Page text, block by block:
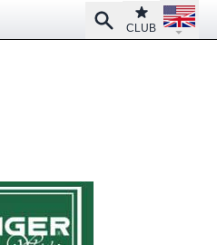
SearchClub
CLUB
Open